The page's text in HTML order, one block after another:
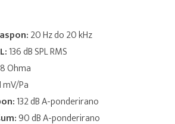
20 Hz do 20 kHz
136 dB SPL RMS
Ohma
mV/Pa
132 dB A-ponderirano
90 dB A-ponderirano